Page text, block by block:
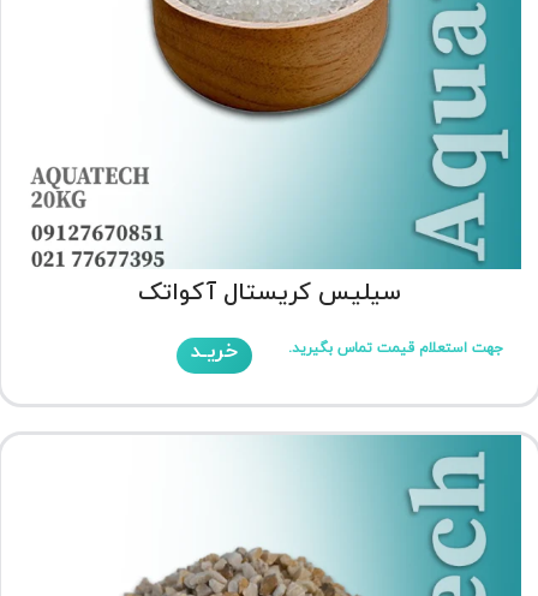
سیلیس کریستال آکواتک
جهت استعلام قیمت تماس بگیرید. خریـد